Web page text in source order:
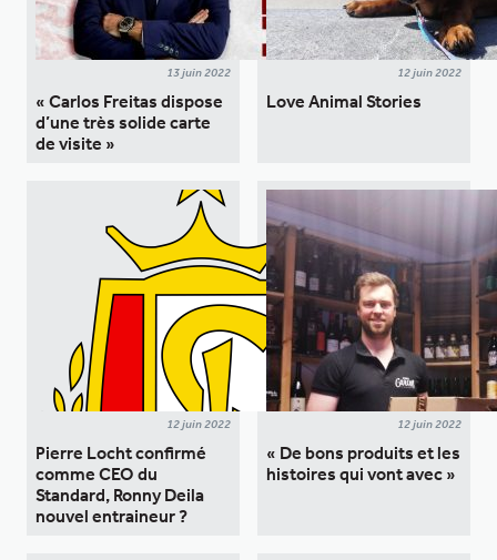
13 juin 2022
« Carlos Freitas dispose
d’une très solide carte
de visite »
12 juin 2022
Love Animal Stories
12 juin 2022
Pierre Locht confirmé
comme CEO du
Standard, Ronny Deila
nouvel entraineur ?
12 juin 2022
« De bons produits et les
histoires qui vont avec »